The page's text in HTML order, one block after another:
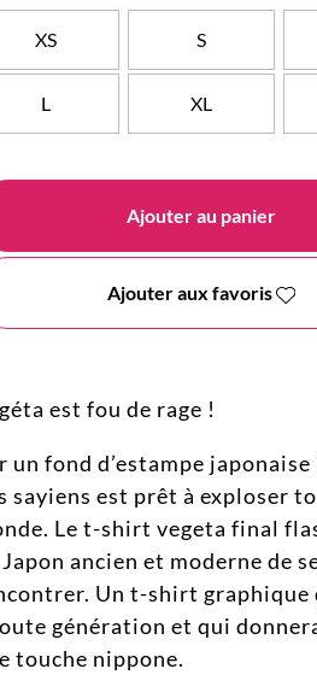
XS S
L XL
Ajouter au panier
Ajouter aux favoris
est fou de rage !
un fond d’estampe
sayiens est prêt à exploser
Le t-shirt vegeta final
ancien et moderne de
Un t-shirt graphique
génération et qui
touche nippone.